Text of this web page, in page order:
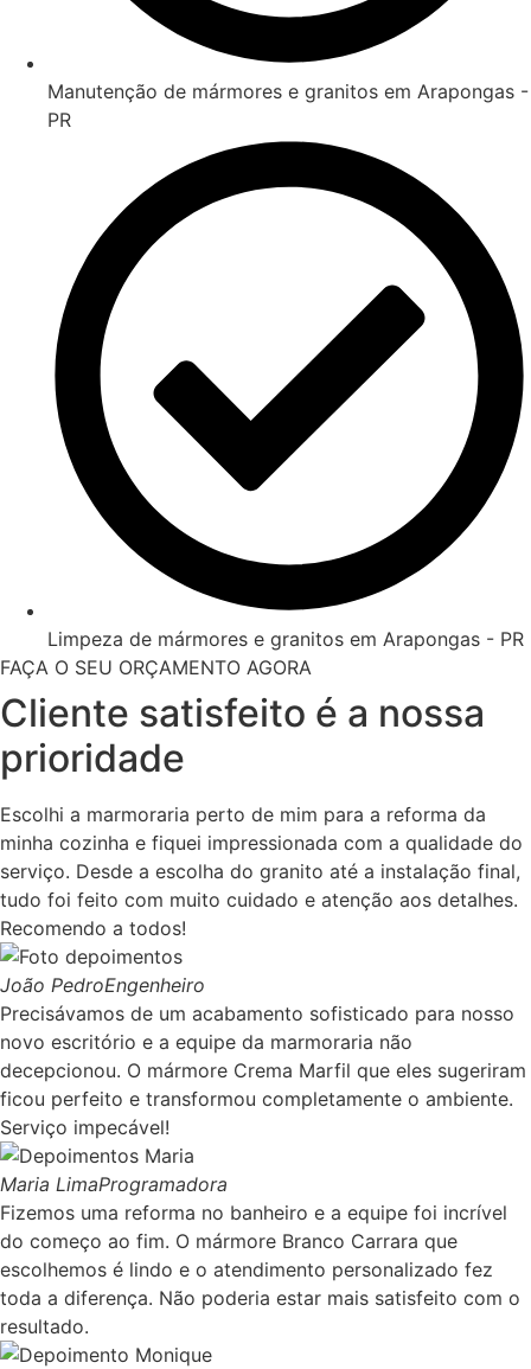
Manutenção de mármores e granitos em Arapongas -
PR
Limpeza de mármores e granitos em Arapongas - PR
FAÇA O SEU ORÇAMENTO AGORA
Cliente satisfeito é a nossa
prioridade
Escolhi a marmoraria perto de mim para a reforma da
minha cozinha e fiquei impressionada com a qualidade do
serviço. Desde a escolha do granito até a instalação final,
tudo foi feito com muito cuidado e atenção aos detalhes.
Recomendo a todos!
João PedroEngenheiro
Precisávamos de um acabamento sofisticado para nosso
novo escritório e a equipe da marmoraria não
decepcionou. O mármore Crema Marfil que eles sugeriram
ficou perfeito e transformou completamente o ambiente.
Serviço impecável!
Maria LimaProgramadora
Fizemos uma reforma no banheiro e a equipe foi incrível
do começo ao fim. O mármore Branco Carrara que
escolhemos é lindo e o atendimento personalizado fez
toda a diferença. Não poderia estar mais satisfeito com o
resultado.